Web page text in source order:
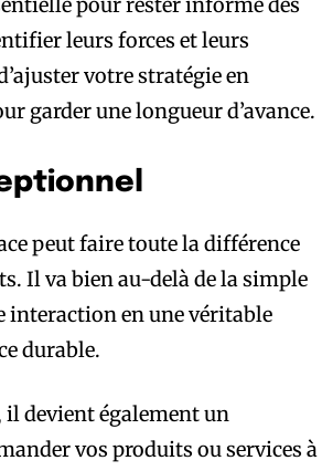
pour rester informé des
leurs forces et leurs
votre stratégie en
garder une longueur d’avance.
peut faire toute la différence
Il va bien au-delà de la simple
interaction en une véritable
durable.
il devient également un
vos produits ou services à